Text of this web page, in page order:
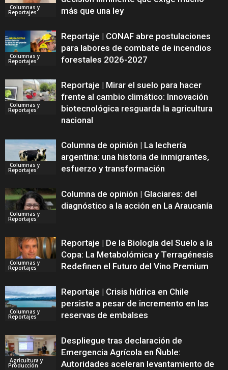
Columnas y
Reportajes
más que una ley
Columnas y
Reportajes
Reportaje | CONAF abre postulaciones
para labores de combate de incendios
forestales 2026-2027
Columnas y
Reportajes
Reportaje | Mirar el suelo para hacer
frente al cambio climático: Innovación
biotecnológica resguarda la agricultura
nacional
Columnas y
Reportajes
Columna de opinión | La lechería
argentina: una historia de inmigrantes,
esfuerzo y transformación
Columnas y
Reportajes
Columna de opinión | Glaciares: del
diagnóstico a la acción en La Araucanía
Columnas y
Reportajes
Reportaje | De la Biología del Suelo a la
Copa: La Metabolómica y Terragénesis
Redefinen el Futuro del Vino Premium
Columnas y
Reportajes
Reportaje | Crisis hídrica en Chile
persiste a pesar de incremento en las
reservas de embalses
Agricultura y
Producción
Despliegue tras declaración de
Emergencia Agrícola en Ñuble:
Autoridades aceleran levantamiento de